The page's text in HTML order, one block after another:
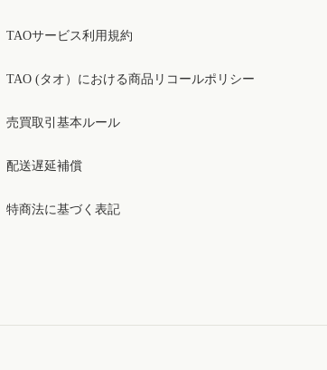
TAOサービス利用規約
TAO (タオ）における商品リコールポリシー
売買取引基本ルール
配送遅延補償
特商法に基づく表記